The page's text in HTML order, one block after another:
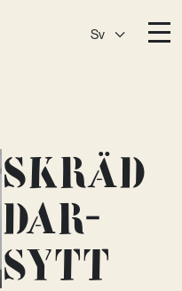
Sv
Skräd
dar­­
sytt